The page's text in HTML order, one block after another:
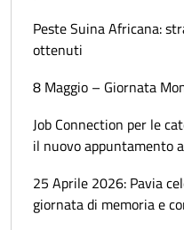
Peste Suina Africana:
ottenuti
8 Maggio – Giornata
Job Connection per le
il nuovo appuntamento
25 Aprile 2026: Pavia
giornata di memoria e